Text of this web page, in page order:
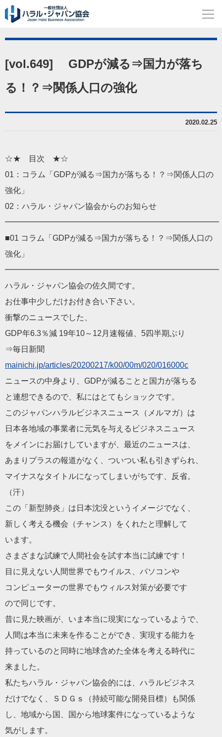
[vol.649] GDPが減る⇒国力が落ち
る！？⇒関係人口の強化
2020.02.25
☆★ 目次 ★☆
01：コラム「GDPが減る⇒国力が落ちる！？⇒関係人口の
強化 」
02： ハラル ・ ジャパン協会からのお知らせ
━━━━━━━━━━━━━━━━━━━━━━━━━━━
■01 コラム「GDPが減る⇒国力が落ちる！？⇒関係人口の
強化」
━━━━━━━━━━━━━━━━━━━━━━━━━━━
ハラル ・ ジャパン協会の佐久間です。
お仕事中少しだけお付き合い下さい。
衝撃のニュース でした、
GDP年6.3％減 19年10～12月速報値、5四半期ぶり
⇒毎日新聞
mainichi.jp/articles/20200217/k00/00m/020/016000c
ニュースの中身より、GDPが減ることと国力が落ちる
と連想できるので、私にはとてもショックです。
このジャパンハラルビジネス ニュース
（メルマガ）は
日本各地域の事業者に元気を与える ビジネス ニュース
をメインにお届けしていますが、最近のニュース は、
あまりプラスの報道がなく、ついつい私も引きずられ、
マイナスなタイトルになってしまいがちです、反省。
（汗）
この「新型肺炎」は 日本沈没というイメージでなく、
新しく考える機会（チャンス）をくれたと理解して
います。
さまざまな試練で人間社会を試す本当に試練です！
目に見えない人間世界でもウイルス、パソコンや
コンピューターの世界でもウィルス対策が必要です
ので同じです。
昔に見た映画が、いま本当に現実になっているようで、
人間は本当に未来を作ることができ、実現する能力を
持っているのと同時に地球含めた全体を考える時代に
来ました。
私たちハラル ・ ジャパン協会的には、 ハラルビジネス
だけでなく、ＳＤＧｓ（持続可能な開発目標）も関係
し、地域から国、国から地球案件になっているような
気がします。